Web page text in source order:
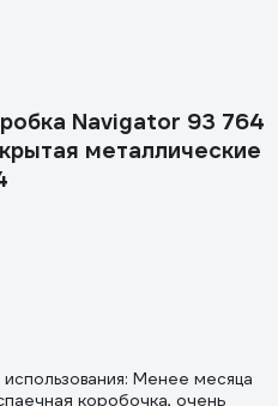
Navigator 93 764
металлические
Менее месяца
коробочка, очень